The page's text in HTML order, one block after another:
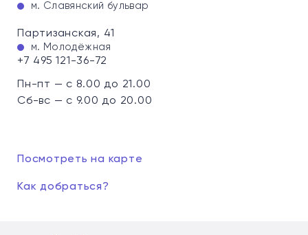
м. Славянский бульвар
Партизанская, 41
м. Молодёжная
+7 495 121-36-72
Пн-пт — с 8.00 до 21.00
Сб-вс — с 9.00 до 20.00
Посмотреть на карте
Как добраться?